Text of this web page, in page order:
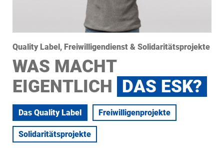
Quality Label, Freiwilligendienst & Solidaritätsprojekte
WAS MACHT
EIGENTLICH DAS ESK?
Das Quality Label Freiwilligenprojekte
Solidaritätsprojekte